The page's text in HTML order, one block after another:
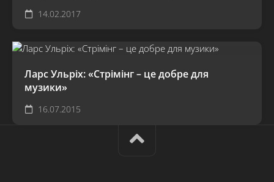
14.02.2017
Ларс Ульріх: «Стрімінг – це добре для
музики»
16.07.2015